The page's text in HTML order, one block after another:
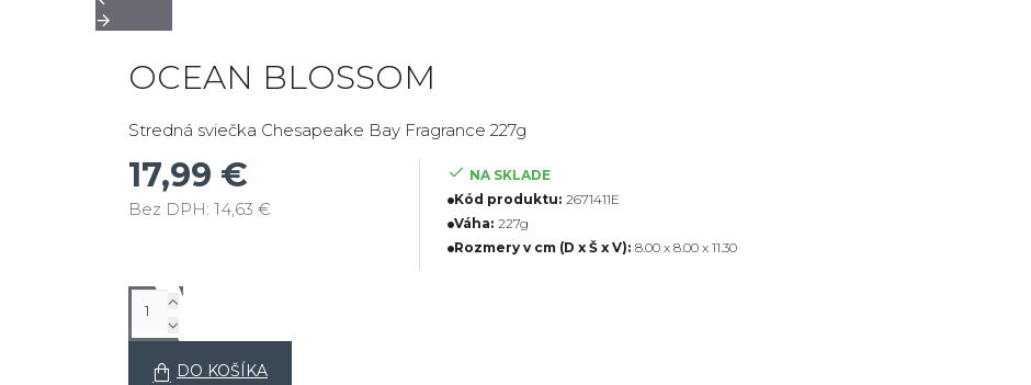
OCEAN BLOSSOM
Stredná sviečka Chesapeake Bay Fragrance 227g
17,99 €
Bez DPH: 14,63 €
NA SKLADE
Kód produktu: 2671411E
Váha: 227g
Rozmery v cm (D x Š x V): 8.00 x 8.00 x 11.30
DO KOŠÍKA